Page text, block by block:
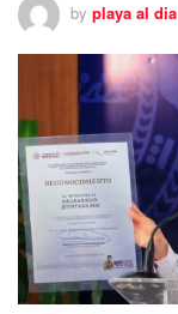
by playa al dia